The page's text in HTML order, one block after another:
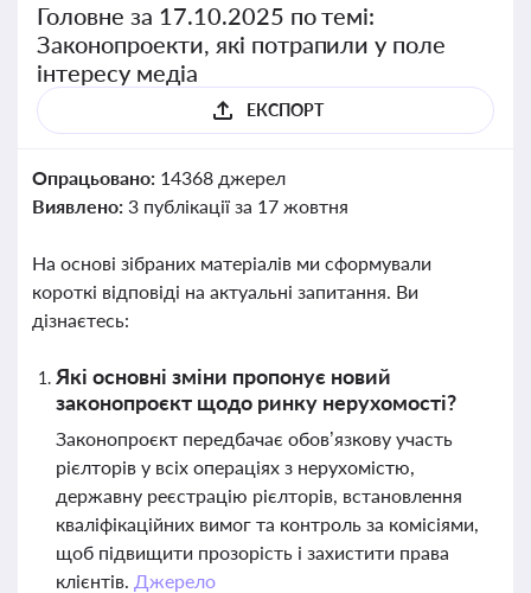
Головне за 17.10.2025 по темі:
Законопроекти, які потрапили у поле
інтересу медіа
ЕКСПОРТ
Опрацьовано: 14368 джерел
Виявлено: 3 публікації за 17 жовтня
На основі зібраних матеріалів ми сформували
короткі відповіді на актуальні запитання. Ви
дізнаєтесь:
Які основні зміни пропонує новий
законопроєкт щодо ринку нерухомості?
Законопроєкт передбачає обов’язкову участь
рієлторів у всіх операціях з нерухомістю,
державну реєстрацію рієлторів, встановлення
кваліфікаційних вимог та контроль за комісіями,
щоб підвищити прозорість і захистити права
клієнтів. Джерело